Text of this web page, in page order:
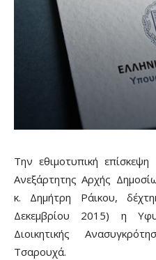
Την εθιμοτυπική
Ανεξάρτητης Αρχής
κ. Δημήτρη Ράικου,
Δεκεμβρίου 2015) η
Διοικητικής
Τσαρουχά.